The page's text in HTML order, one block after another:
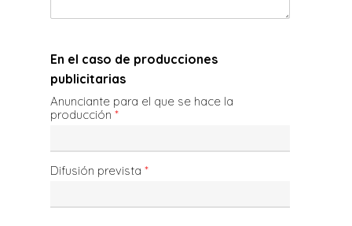
En el caso de producciones
publicitarias
Anunciante para el que se hace la
producción*
Difusión prevista*